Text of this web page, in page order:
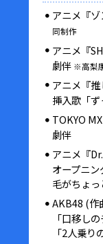
アニメ『
同制作
アニメ『
劇伴 ※高梨
アニメ『推
挿入歌「
TOKYO
劇伴
アニメ『
オープニ
毛がちょっ
AKB48 (作
「口移し
「2人乗り